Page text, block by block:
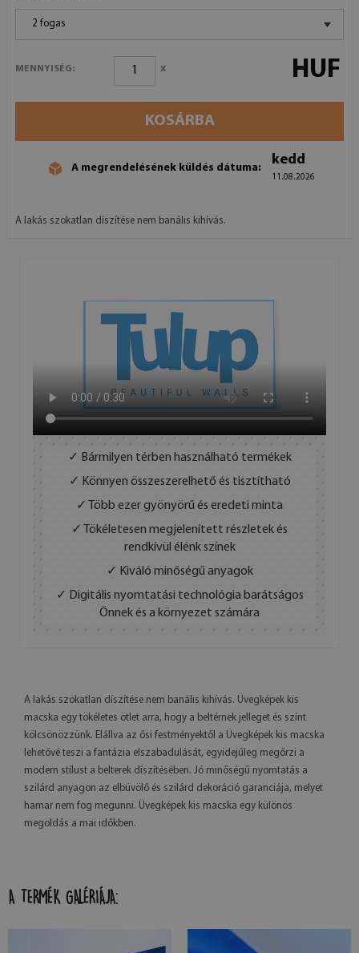
2 fogas
MENNYISÉG: x HUF
KOSÁRBA
A megrendelésének küldés dátuma:
kedd
11.08.2026
A lakás szokatlan díszítése nem banális kihívás.
✓ Bármilyen térben használható termékek
✓ Könnyen összeszerelhető és tisztítható
✓ Több ezer gyönyörű és eredeti minta
✓ Tökéletesen megjelenített részletek és
rendkívül élénk színek
✓ Kiváló minőségű anyagok
✓ Digitális nyomtatási technológia barátságos
Önnek és a környezet számára
A lakás szokatlan díszítése nem banális kihívás. Üvegképek kis
macska egy tökéletes ötlet arra, hogy a beltérnek jelleget és színt
kölcsönözzünk. Elállva az ősi festményektől a Üvegképek kis macska
lehetővé teszi a fantázia elszabadulását, egyidejűleg megőrzi a
modern stílust a belterek díszítésében. Jó minőségű nyomtatás a
szilárd anyagon az elbüvölő és szilárd dekoráció garanciája, melyet
hamar nem fog megunni. Üvegképek kis macska egy különös
megoldás a mai időkben.
A TERMÉK GALÉRIÁJA: